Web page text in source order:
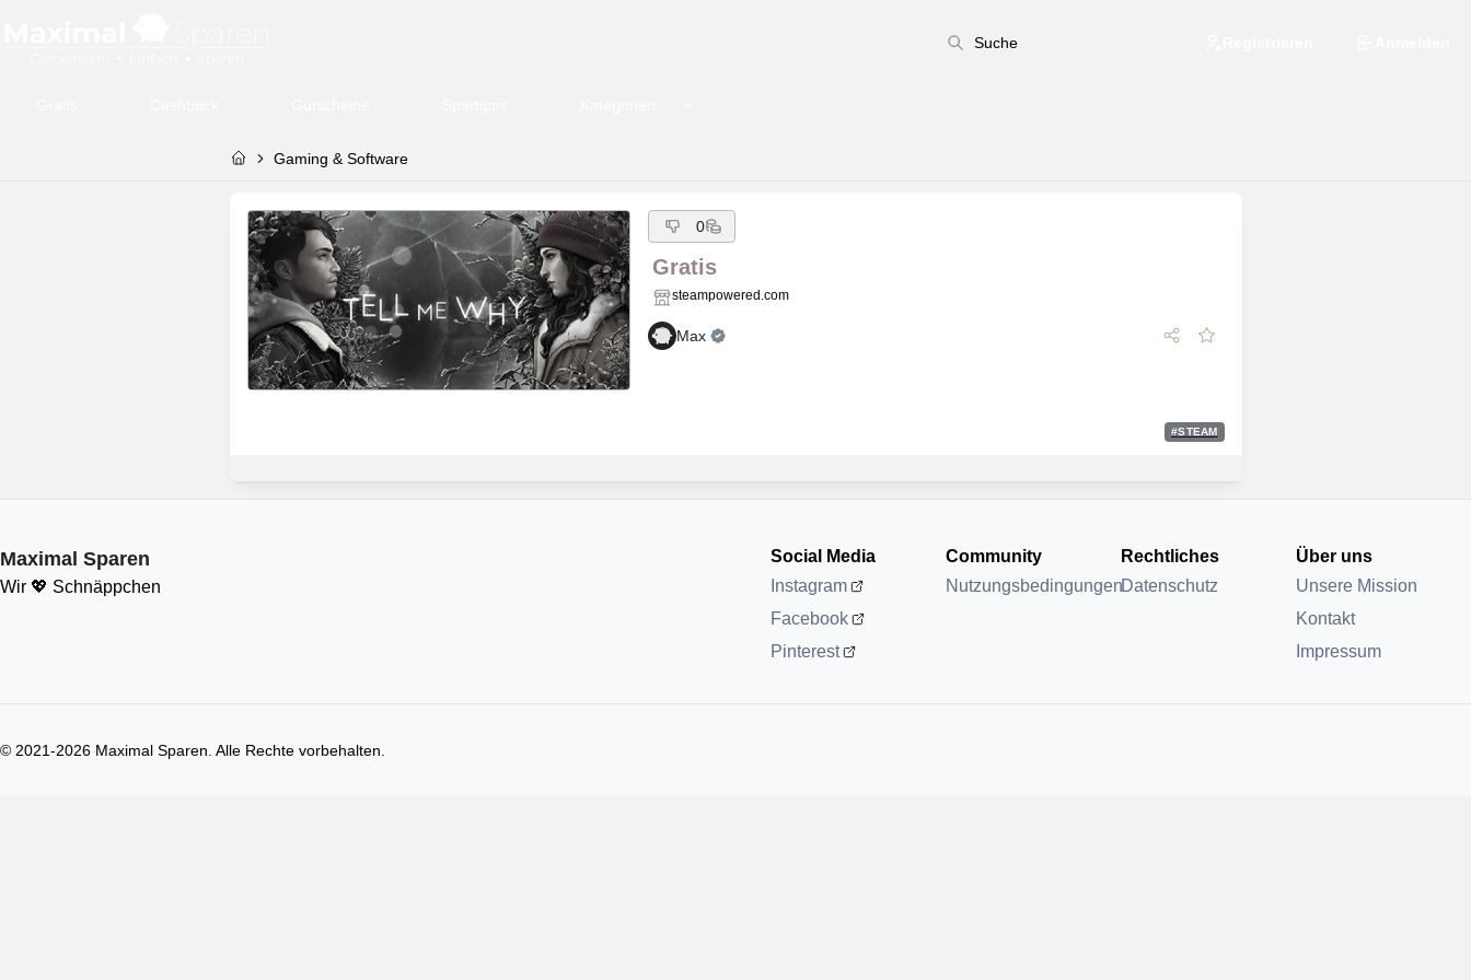
Gaming & Software
0
Gratis
steampowered.com
Max
#STEAM
Maximal Sparen
Wir 💖 Schnäppchen
Social Media
Instagram
Facebook
Pinterest
Community
Nutzungsbedingungen
Rechtliches
Datenschutz
Über uns
Unsere Mission
Kontakt
Impressum
© 2021-2026 Maximal Sparen. Alle Rechte vorbehalten.